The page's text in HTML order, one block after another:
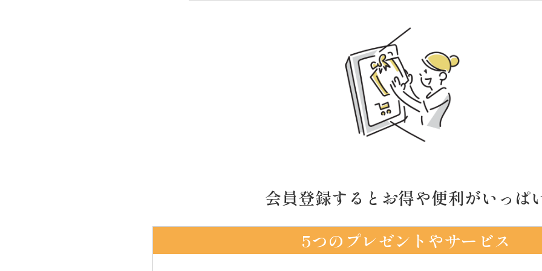
会員登録するとお得や便利がいっぱ
5つのプレゼントやサービス